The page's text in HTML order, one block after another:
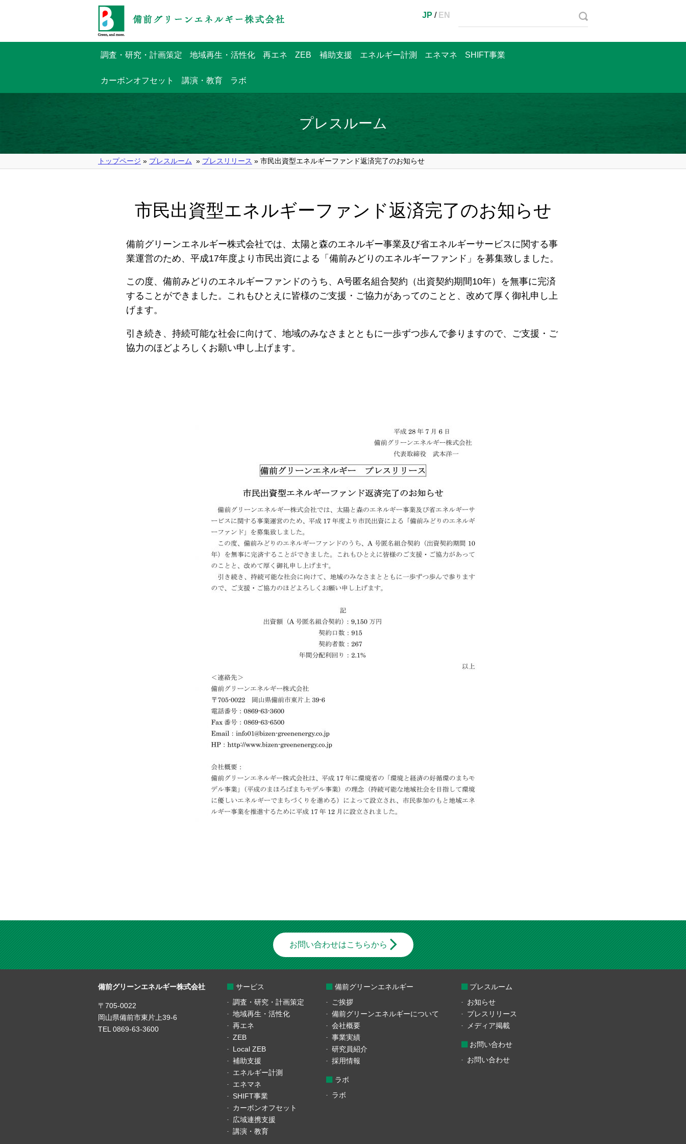
JP / EN
調査・研究・計画策定 地域再生・活性化 再エネ ZEB 補助支援 エネルギー計測 エネマネ SHIFT事業
カーボンオフセット 講演・教育 ラボ
プレスルーム
トップページ » プレスルーム » プレスリリース » 市民出資型エネルギーファンド返済完了のお知らせ
市民出資型エネルギーファンド返済完了のお知らせ
備前グリーンエネルギー株式会社では、太陽と森のエネルギー事業及び省エネルギーサービスに関する事
業運営のため、平成17年度より市民出資による「備前みどりのエネルギーファンド」を募集致しました。
この度、備前みどりのエネルギーファンドのうち、A号匿名組合契約（出資契約期間10年）を無事に完済
することができました。これもひとえに皆様のご支援・ご協力があってのことと、改めて厚く御礼申し上
げます。
引き続き、持続可能な社会に向けて、地域のみなさまとともに一歩ずつ歩んで参りますので、ご支援・ご
協力のほどよろしくお願い申し上げます。
お問い合わせはこちらから
備前グリーンエネルギー株式会社
〒705-0022
岡山県備前市東片上39-6
TEL 0869-63-3600
サービス
調査・研究・計画策定
地域再生・活性化
再エネ
ZEB
Local ZEB
補助支援
エネルギー計測
エネマネ
SHIFT事業
カーボンオフセット
広域連携支援
講演・教育
備前グリーンエネルギー
ご挨拶
備前グリーンエネルギーについて
会社概要
事業実績
研究員紹介
採用情報
ラボ
ラボ
プレスルーム
お知らせ
プレスリリース
メディア掲載
お問い合わせ
お問い合わせ